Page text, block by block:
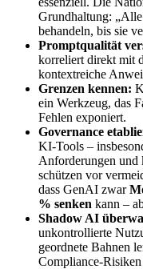
Grundhaltung:
behandeln, bis sie
Promptqualität
korreliert direkt mit
kontextreiche
Grenzen kennen:
ein Werkzeug, das
Fehlen exponiert.
Governance
KI-Tools –
Anforderungen und
schützen vor
dass GenAI zwar
% senken kann –
Shadow AI
unkontrollierte
geordnete Bahnen
Compliance-Risiken